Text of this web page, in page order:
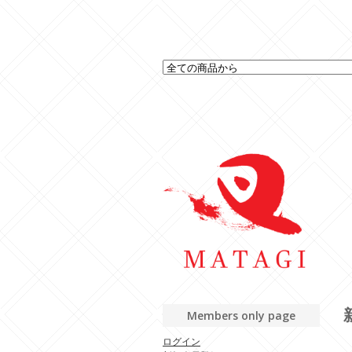
Members only page
ログイン